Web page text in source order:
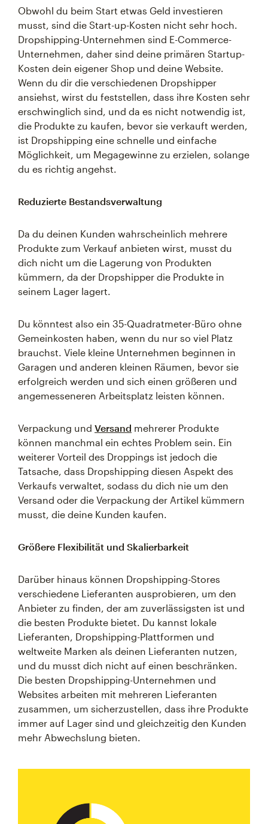
Obwohl du beim Start etwas Geld investieren
musst, sind die Start-up-Kosten nicht sehr hoch.
Dropshipping-Unternehmen sind E-Commerce-
Unternehmen, daher sind deine primären Startup-
Kosten dein eigener Shop und deine Website.
Wenn du dir die verschiedenen Dropshipper
ansiehst, wirst du feststellen, dass ihre Kosten sehr
erschwinglich sind, und da es nicht notwendig ist,
die Produkte zu kaufen, bevor sie verkauft werden,
ist Dropshipping eine schnelle und einfache
Möglichkeit, um Megagewinne zu erzielen, solange
du es richtig angehst.
Reduzierte Bestandsverwaltung
Da du deinen Kunden wahrscheinlich mehrere
Produkte zum Verkauf anbieten wirst, musst du
dich nicht um die Lagerung von Produkten
kümmern, da der Dropshipper die Produkte in
seinem Lager lagert.
Du könntest also ein 35-Quadratmeter-Büro ohne
Gemeinkosten haben, wenn du nur so viel Platz
brauchst. Viele kleine Unternehmen beginnen in
Garagen und anderen kleinen Räumen, bevor sie
erfolgreich werden und sich einen größeren und
angemesseneren Arbeitsplatz leisten können.
Verpackung und Versand mehrerer Produkte
können manchmal ein echtes Problem sein. Ein
weiterer Vorteil des Droppings ist jedoch die
Tatsache, dass Dropshipping diesen Aspekt des
Verkaufs verwaltet, sodass du dich nie um den
Versand oder die Verpackung der Artikel kümmern
musst, die deine Kunden kaufen.
Größere Flexibilität und Skalierbarkeit
Darüber hinaus können Dropshipping-Stores
verschiedene Lieferanten ausprobieren, um den
Anbieter zu finden, der am zuverlässigsten ist und
die besten Produkte bietet. Du kannst lokale
Lieferanten, Dropshipping-Plattformen und
weltweite Marken als deinen Lieferanten nutzen,
und du musst dich nicht auf einen beschränken.
Die besten Dropshipping-Unternehmen und
Websites arbeiten mit mehreren Lieferanten
zusammen, um sicherzustellen, dass ihre Produkte
immer auf Lager sind und gleichzeitig den Kunden
mehr Abwechslung bieten.